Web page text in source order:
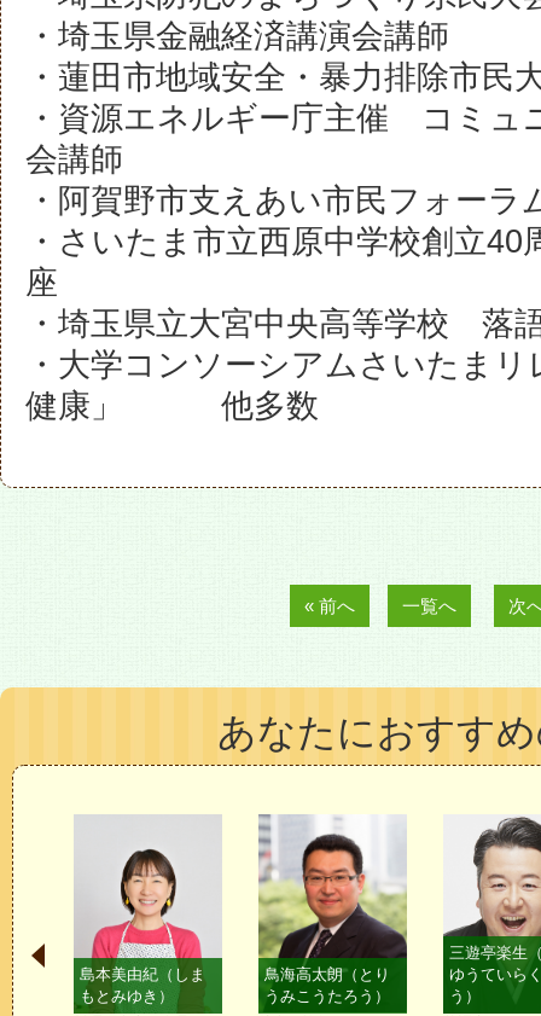
・埼玉県金融経済講演会講師
・蓮田市地域安全・暴力排除市民
・資源エネルギー庁主催 コミュ
会講師
・阿賀野市支えあい市民フォー
・さいたま市立西原中学校創立40
座
・埼玉県立大宮中央高等学校 落
・大学コンソーシアムさいたま
健康」 他多数
« 前へ 一覧へ 次
あなたにおすす
島本美由紀（しま
もとみゆき）
鳥海高太朗（とり
うみこうたろう）
三遊亭楽生
ゆうていら
う）
5名まで候